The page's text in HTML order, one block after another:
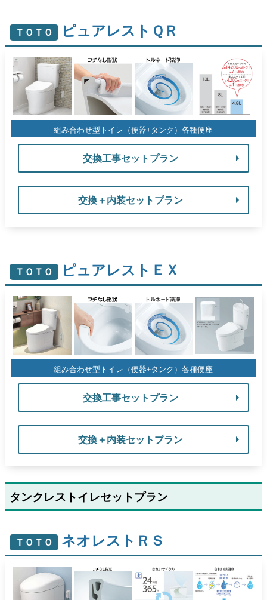
ＴＯＴＯ ピュアレストＱＲ
組み合わせ型トイレ（便器+タンク）各種便座
交換工事セットプラン
交換＋内装セットプラン
ＴＯＴＯ ピュアレストＥＸ
組み合わせ型トイレ（便器+タンク）各種便座
交換工事セットプラン
交換＋内装セットプラン
タンクレストイレセットプラン
ＴＯＴＯ ネオレストＲＳ